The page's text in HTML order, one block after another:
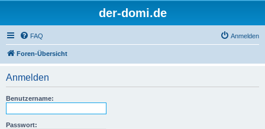
der-domi.de
FAQ Anmelden
Foren-Übersicht
Anmelden
Benutzername:
Passwort: